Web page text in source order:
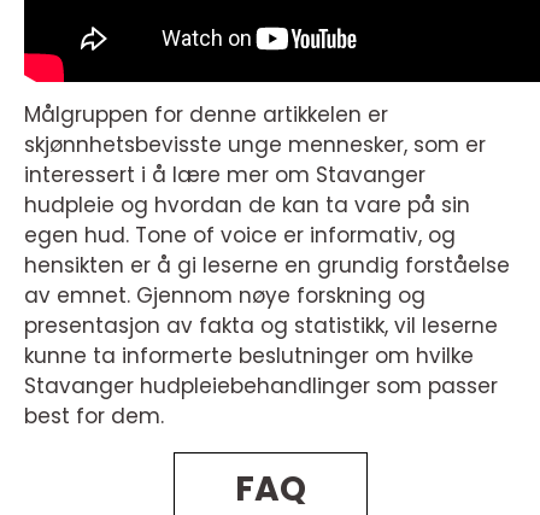
Målgruppen for denne artikkelen er
skjønnhetsbevisste unge mennesker, som er
interessert i å lære mer om Stavanger
hudpleie og hvordan de kan ta vare på sin
egen hud. Tone of voice er informativ, og
hensikten er å gi leserne en grundig forståelse
av emnet. Gjennom nøye forskning og
presentasjon av fakta og statistikk, vil leserne
kunne ta informerte beslutninger om hvilke
Stavanger hudpleiebehandlinger som passer
best for dem.
FAQ